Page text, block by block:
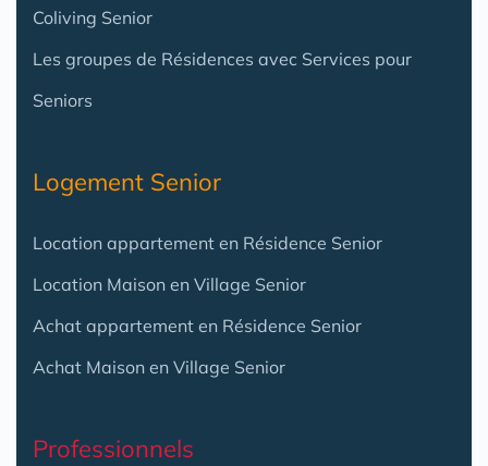
Coliving Senior
Les groupes de Résidences avec Services pour
Seniors
Logement Senior
Location appartement en Résidence Senior
Location Maison en Village Senior
Achat appartement en Résidence Senior
Achat Maison en Village Senior
Professionnels